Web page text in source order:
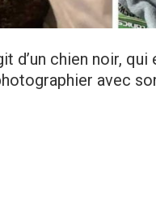
d’un chien noir,
avec